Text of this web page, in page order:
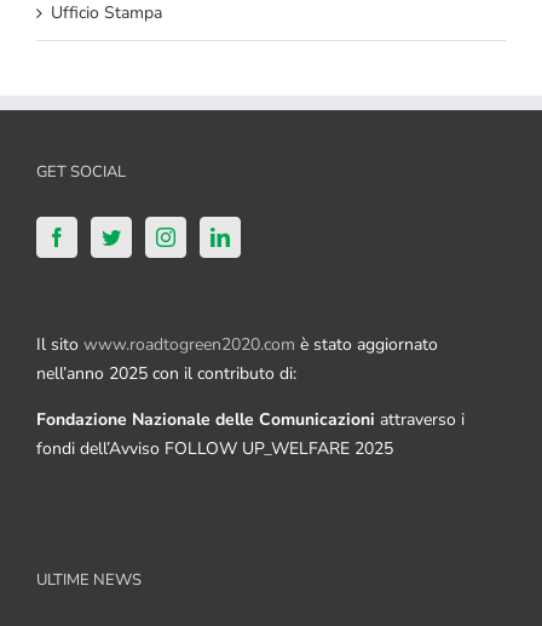
Ufficio Stampa
GET SOCIAL
Il sito www.roadtogreen2020.com è stato aggiornato
nell’anno 2025 con il contributo di:
Fondazione Nazionale delle Comunicazioni attraverso i
fondi dell’Avviso FOLLOW UP_WELFARE 2025
ULTIME NEWS